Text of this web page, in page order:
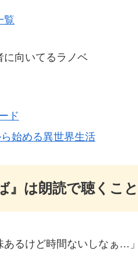
覧
向いてるラノベ
ド
始める異世界生活
』は朗読で聴くこ
あるけど時間ないしなぁ…」